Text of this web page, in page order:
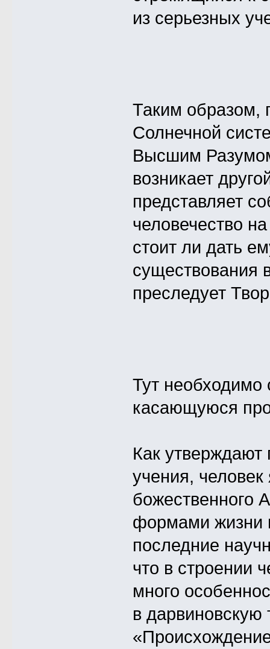
из серьезных
Таким образом,
Солнечной
Высшим
возникает
представляет
человечество
стоит ли дать
существования
преследует
Тут необходимо
касающуюся
Как утверждают
учения, человек
божественного
формами жизни
последние
что в строении
много
в